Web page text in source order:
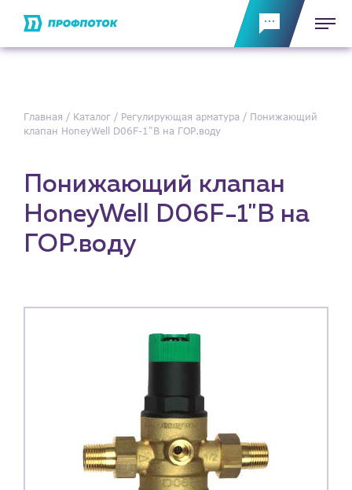
Главная Каталог Регулирующая арматура
Понижающий
клапан HoneyWell D06F-1"B на ГОР.воду
Понижающий клапан
HoneyWell D06F-1"B на
ГОР.воду